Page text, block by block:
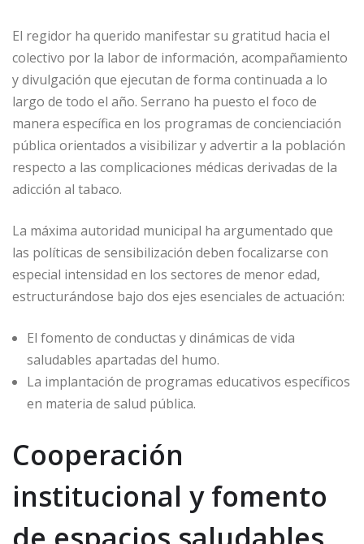
El regidor ha querido manifestar su gratitud hacia el
colectivo por la labor de información, acompañamiento
y divulgación que ejecutan de forma continuada a lo
largo de todo el año. Serrano ha puesto el foco de
manera específica en los programas de concienciación
pública orientados a visibilizar y advertir a la población
respecto a las complicaciones médicas derivadas de la
adicción al tabaco.
La máxima autoridad municipal ha argumentado que
las políticas de sensibilización deben focalizarse con
especial intensidad en los sectores de menor edad,
estructurándose bajo dos ejes esenciales de actuación:
El fomento de conductas y dinámicas de vida
saludables apartadas del humo.
La implantación de programas educativos específicos
en materia de salud pública.
Cooperación
institucional y fomento